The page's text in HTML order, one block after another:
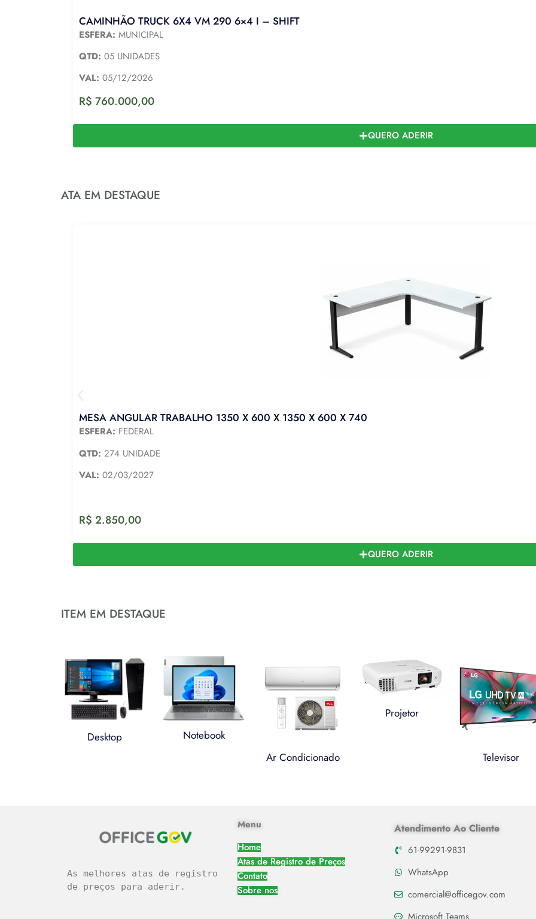
CAMINHÃO TRUCK 6X4 VM 290 6×4 I – SHIFT
ESFERA: MUNICIPAL
QTD: 05 UNIDADES
VAL: 05/12/2026
R$ 760.000,00
QUERO ADERIR
ATA EM DESTAQUE
MESA ANGULAR TRABALHO 1350 X 600 X 1350 X 600 X 740
ESFERA: FEDERAL
QTD: 274 UNIDADE
VAL: 02/03/2027
R$ 2.850,00
QUERO ADERIR
ITEM EM DESTAQUE
Desktop
Notebook
Ar Condicionado
Projetor
Televisor
As melhores atas de registro
de preços para aderir.
Menu
Home
Atas de Registro de Preços
Contato
Sobre nos
Atendimento Ao Cliente
61-99291-9831
WhatsApp
comercial@officegov.com